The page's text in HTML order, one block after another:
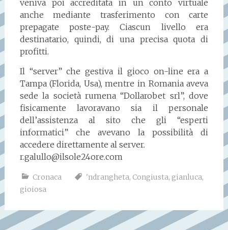
veniva poi accreditata in un conto virtuale
anche mediante trasferimento con carte
prepagate poste-pay. Ciascun livello era
destinatario, quindi, di una precisa quota di
profitti.
Il “server” che gestiva il gioco on-line era a
Tampa (Florida, Usa), mentre in Romania aveva
sede la società rumena “Dollarobet srl”, dove
fisicamente lavoravano sia il personale
dell’assistenza al sito che gli “esperti
informatici” che avevano la possibilità di
accedere direttamente al server.
r.galullo@ilsole24ore.com
Cronaca 'ndrangheta, Congiusta, gianluca,
gioiosa